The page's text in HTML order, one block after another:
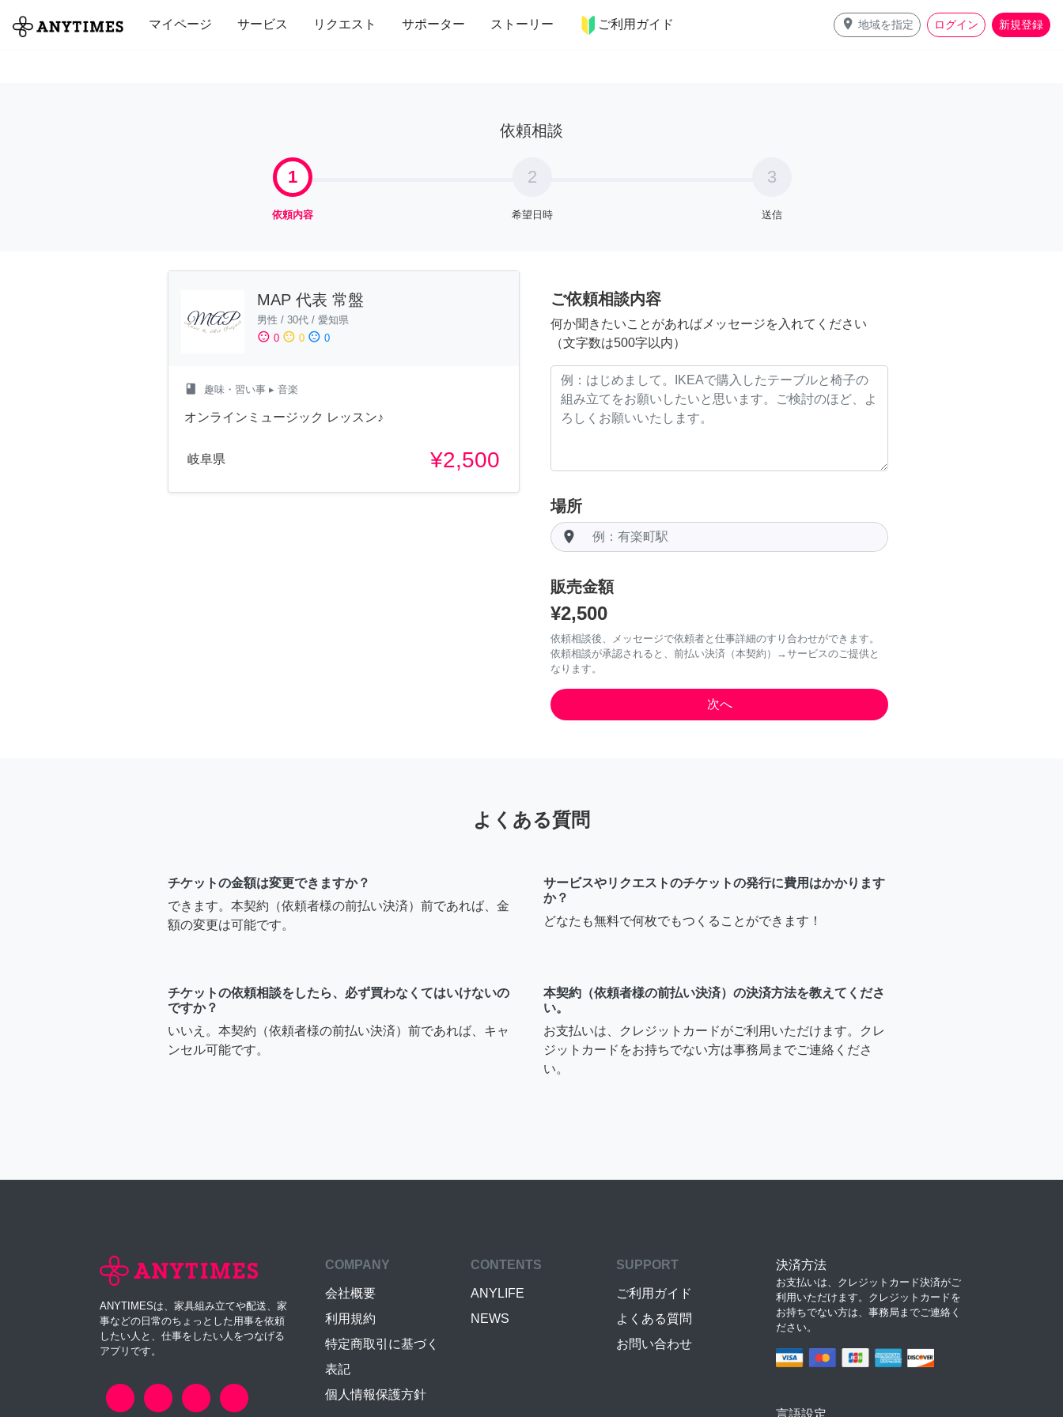
マイページ サービス リクエスト サポーター ストーリー ご利用ガイド place 地域を指定 ログイン 新規登録
全て 修理・組立 家事 引っ越し インテリア 趣味・習い事 ペット 料理
依頼相談
1
依頼内容
2
希望日時
3
送信
MAP 代表 常盤
男性 / 30代 / 愛知県
sentiment_satisfied 0 sentiment_neutral 0 sentiment_dissatisfied 0
class 趣味・習い事 ▸ 音楽
オンラインミュージック レッスン♪
岐阜県 ¥2,500
ご依頼相談内容
何か聞きたいことがあればメッセージを入れてください
（文字数は500字以内）
場所
room
販売金額
¥2,500
依頼相談後、メッセージで依頼者と仕事詳細のすり合わせができます。
依頼相談が承認されると、前払い決済（本契約）→サービスのご提供と
なります。
よくある質問
チケットの金額は変更できますか？
できます。本契約（依頼者様の前払い決済）前であれば、金
額の変更は可能です。
サービスやリクエストのチケットの発行に費用はかかります
か？
どなたも無料で何枚でもつくることができます！
チケットの依頼相談をしたら、必ず買わなくてはいけないの
ですか？
いいえ。本契約（依頼者様の前払い決済）前であれば、キャ
ンセル可能です。
本契約（依頼者様の前払い決済）の決済方法を教えてくださ
い。
お支払いは、クレジットカードがご利用いただけます。クレ
ジットカードをお持ちでない方は事務局までご連絡くださ
い。
ANYTIMESは、家具組み立てや配送、家
事などの日常のちょっとした用事を依頼
したい人と、仕事をしたい人をつなげる
アプリです。
COMPANY
会社概要
利用規約
特定商取引に基づく
表記
個人情報保護方針
CONTENTS
ANYLIFE
NEWS
SUPPORT
ご利用ガイド
よくある質問
お問い合わせ
決済方法
お支払いは、クレジットカード決済がご
利用いただけます。クレジットカードを
お持ちでない方は、事務局までご連絡く
ださい。
言語設定